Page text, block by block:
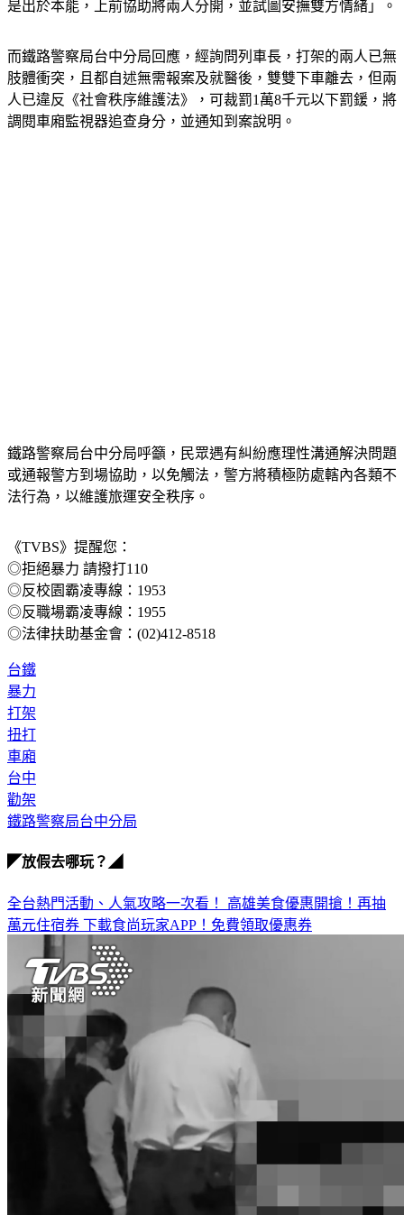
是出於本能，上前協助將兩人分開，並試圖安撫雙方情緒」。
而鐵路警察局台中分局回應，經詢問列車長，打架的兩人已無
肢體衝突，且都自述無需報案及就醫後，雙雙下車離去，但兩
人已違反《社會秩序維護法》，可裁罰1萬8千元以下罰鍰，將
調閱車廂監視器追查身分，並通知到案說明。
鐵路警察局台中分局呼籲，民眾遇有糾紛應理性溝通解決問題
或通報警方到場協助，以免觸法，警方將積極防處轄內各類不
法行為，以維護旅運安全秩序。
《TVBS》提醒您：
◎拒絕暴力 請撥打110
◎反校園霸凌專線：1953
◎反職場霸凌專線：1955
◎法律扶助基金會：(02)412-8518
台鐵
暴力
打架
扭打
車廂
台中
勸架
鐵路警察局台中分局
◤放假去哪玩？◢
全台熱門活動、人氣攻略一次看！ 高雄美食優惠開搶！再抽
萬元住宿券 下載食尚玩家APP！免費領取優惠券